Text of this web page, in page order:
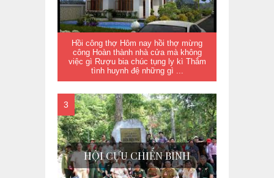
Hồi công thợ Hôm nay hồi thợ mừng
công Hoàn thành nhà cửa mà không
việc gì Rượu bia chúc tụng ly kì Thắm
tình huynh đệ những gì ...
HỘI CỰU CHIẾN BINH